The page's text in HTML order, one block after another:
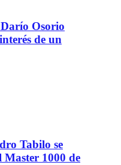
Osorio
de un
Tabilo se
Master 1000 de